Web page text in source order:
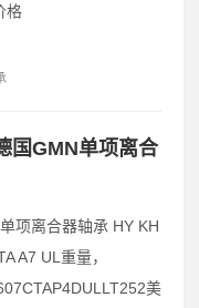
格
国GMN单项离合
项离合器轴承 HY KH
A7 UL重量，
美